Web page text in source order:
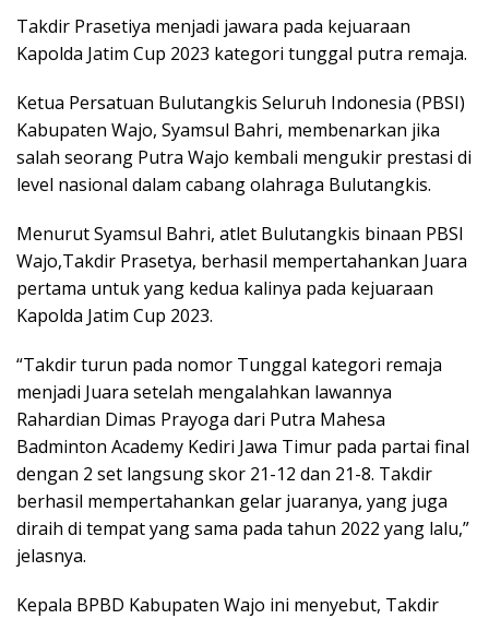
Takdir Prasetiya menjadi jawara pada kejuaraan
Kapolda Jatim Cup 2023 kategori tunggal putra remaja.
Ketua Persatuan Bulutangkis Seluruh Indonesia (PBSI)
Kabupaten Wajo, Syamsul Bahri, membenarkan jika
salah seorang Putra Wajo kembali mengukir prestasi di
level nasional dalam cabang olahraga Bulutangkis.
Menurut Syamsul Bahri, atlet Bulutangkis binaan PBSI
Wajo,Takdir Prasetya, berhasil mempertahankan Juara
pertama untuk yang kedua kalinya pada kejuaraan
Kapolda Jatim Cup 2023.
“Takdir turun pada nomor Tunggal kategori remaja
menjadi Juara setelah mengalahkan lawannya
Rahardian Dimas Prayoga dari Putra Mahesa
Badminton Academy Kediri Jawa Timur pada partai final
dengan 2 set langsung skor 21-12 dan 21-8. Takdir
berhasil mempertahankan gelar juaranya, yang juga
diraih di tempat yang sama pada tahun 2022 yang lalu,”
jelasnya.
Kepala BPBD Kabupaten Wajo ini menyebut, Takdir